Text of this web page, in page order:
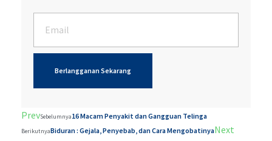
Berlangganan Sekarang
PrevSebelumnya16 Macam Penyakit dan Gangguan Telinga
BerikutnyaBiduran : Gejala, Penyebab, dan Cara MengobatinyaNext